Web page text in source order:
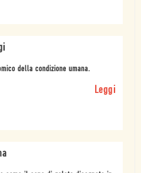
della condizione umana.
Leggi